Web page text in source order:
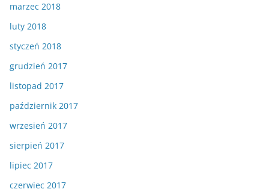
marzec 2018
luty 2018
styczeń 2018
grudzień 2017
listopad 2017
październik 2017
wrzesień 2017
sierpień 2017
lipiec 2017
czerwiec 2017